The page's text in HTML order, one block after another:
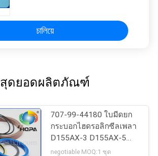
চালিয়ে
สุดยอดผลิตภัณฑ์
707-99-44180 ใบมีดยก
กระบอกไฮดรอลิกซีลเพลา
D155AX-3 D155AX-5
Excavator
negotiable MOQ:1 ชุด